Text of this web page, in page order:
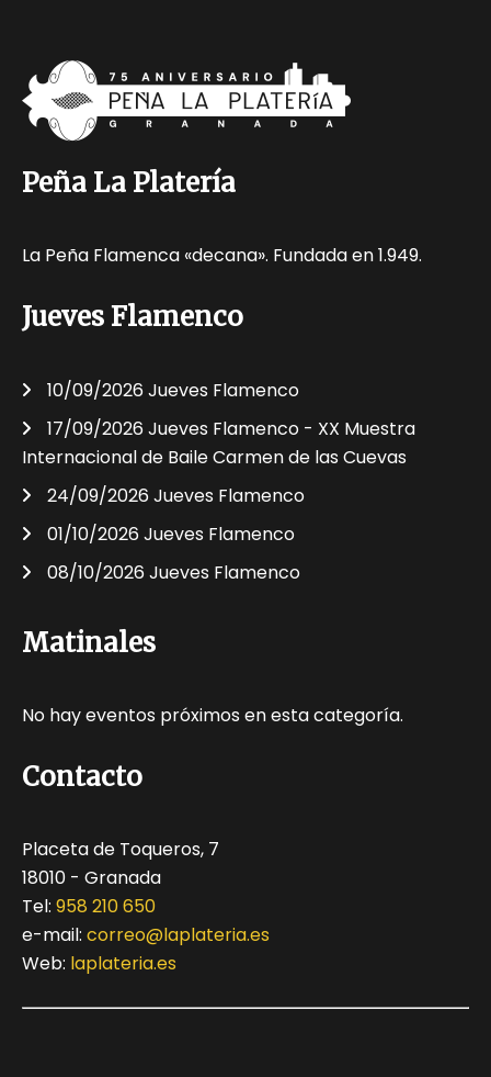
Peña La Platería
La Peña Flamenca «decana». Fundada en 1.949.
Jueves Flamenco
10/09/2026 Jueves Flamenco
17/09/2026 Jueves Flamenco - XX Muestra
Internacional de Baile Carmen de las Cuevas
24/09/2026 Jueves Flamenco
01/10/2026 Jueves Flamenco
08/10/2026 Jueves Flamenco
Matinales
No hay eventos próximos en esta categoría.
Contacto
Placeta de Toqueros, 7
18010 - Granada
Tel: 958 210 650
e-mail: correo@laplateria.es
Web: laplateria.es